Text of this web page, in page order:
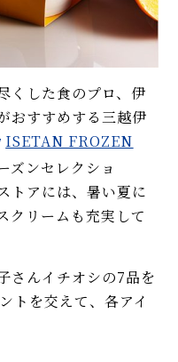
くした食のプロ、伊
おすすめする三越伊
ISETAN FROZEN
ズンセレクショ
トアには、暑い夏に
クリームも充実して
さんイチオシの7品を
トを交えて、各アイ